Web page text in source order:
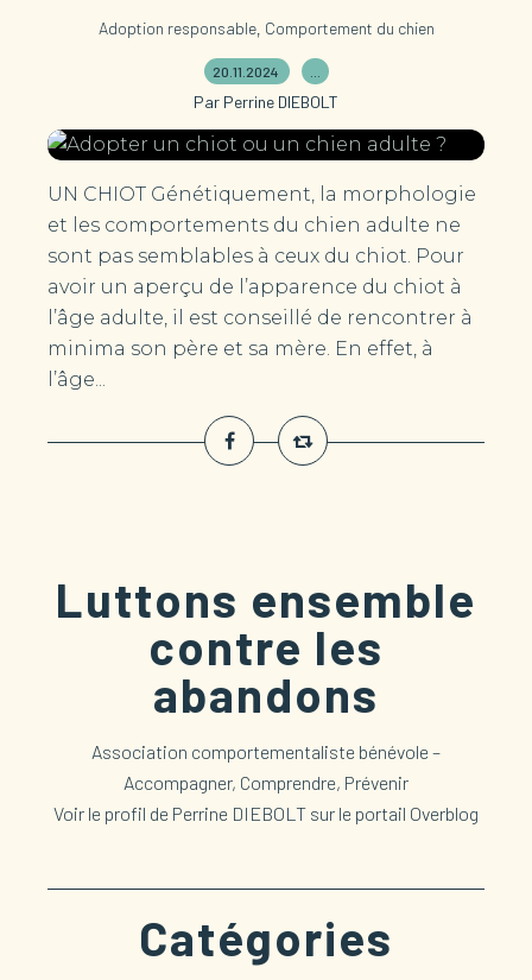
Adoption responsable, Comportement du chien
20.11.2024
Par Perrine DIEBOLT
UN CHIOT Génétiquement, la morphologie
et les comportements du chien adulte ne
sont pas semblables à ceux du chiot. Pour
avoir un aperçu de l’apparence du chiot à
l’âge adulte, il est conseillé de rencontrer à
minima son père et sa mère. En effet, à
l’âge...
Catégories
Luttons ensemble
contre les
abandons
Association comportementaliste bénévole –
Accompagner, Comprendre, Prévenir
Voir le profil de Perrine DIEBOLT sur le portail Overblog